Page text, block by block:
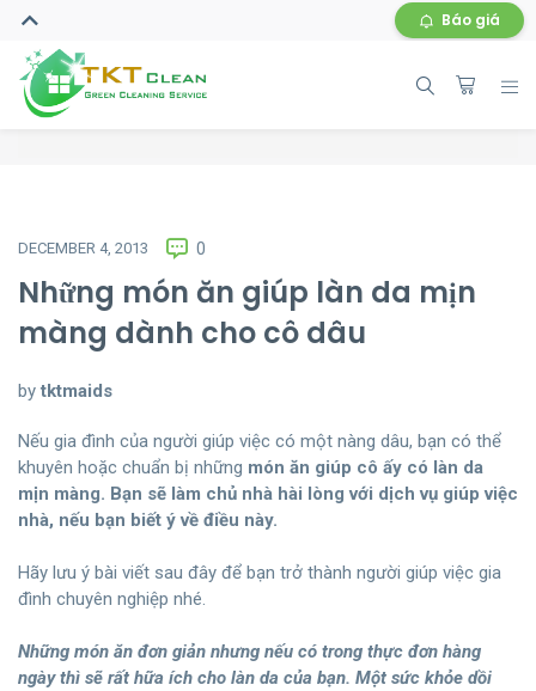
Báo giá
DECEMBER 4, 2013 0
Những món ăn giúp làn da mịn
màng dành cho cô dâu
by tktmaids
Nếu gia đình của người giúp việc có một nàng dâu, bạn có thể
khuyên hoặc chuẩn bị những món ăn giúp cô ấy có làn da
mịn màng. Bạn sẽ l àm chủ nhà hài l òng với d ịch vụ giúp việc
nhà, nếu bạn biết ý về điều này.
Hãy lưu ý bài viết sau đây để bạn trở thành người giúp việc gia
đình chuyên nghiệp nhé.
Những món ăn đơn giản nhưng nếu có trong thực đơn hàng
ngày thì sẽ rất hữa ích cho làn da của bạn. Một sức khỏe dồi